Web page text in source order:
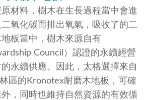
材料，樹木在生長過程當中會進
氧化碳而排出氧氣，吸收了的二
板當中，樹木來源自有
Council）認證的永續經營
永續供應。因此，太格選擇來自
區的Kronotex耐磨木地板，可確
，同時也維持自然資源的有效循